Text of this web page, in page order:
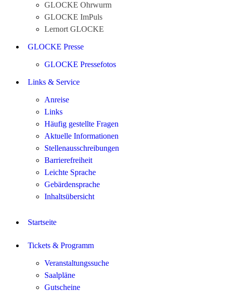
GLOCKE Ohrwurm
GLOCKE ImPuls
Lernort GLOCKE
GLOCKE Presse
GLOCKE Pressefotos
Links & Service
Anreise
Links
Häufig gestellte Fragen
Aktuelle Informationen
Stellenausschreibungen
Barrierefreiheit
Leichte Sprache
Gebärdensprache
Inhaltsübersicht
Startseite
Tickets & Programm
Veranstaltungssuche
Saalpläne
Gutscheine